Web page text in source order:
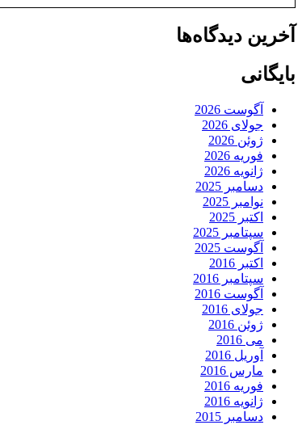
آخرین دیدگاه‌ها
بایگانی
آگوست 2026
جولای 2026
ژوئن 2026
فوریه 2026
ژانویه 2026
دسامبر 2025
نوامبر 2025
اکتبر 2025
سپتامبر 2025
آگوست 2025
اکتبر 2016
سپتامبر 2016
آگوست 2016
جولای 2016
ژوئن 2016
می 2016
آوریل 2016
مارس 2016
فوریه 2016
ژانویه 2016
دسامبر 2015